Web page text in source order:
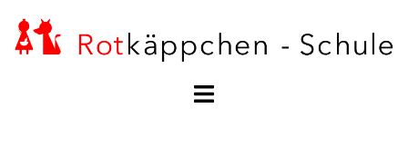
Inhalt
springen
Menü